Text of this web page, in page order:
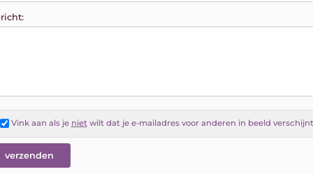
Vink aan als je niet wilt dat je e-mailadres voor anderen in beeld verschijnt